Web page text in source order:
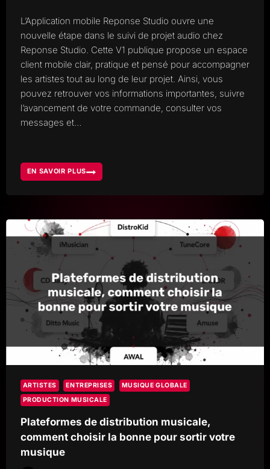
L’Application mobile Reponse Studio ouvre une
nouvelle étape dans le suivi de projet audio chez
Reponse Studio. Cette V1 publique propose un espace
client mobile clair, pratique et pensé pour accompagner
les artistes tout au long de leur projet. Ainsi, vous
pouvez retrouver vos informations importantes, suivre
l’avancement de votre commande, consulter vos
messages et…
EN SAVOIR PLUS
APPLICATION
MOBILE
VOTRE
ESPACE
CLIENT
DISPONIBLE
ARTISTES ENTREPRISES
MUSIQUE GLOBALE
PRODUCTION MUSICALE
Plateformes de distribution musicale,
comment choisir la bonne pour sortir votre
musique